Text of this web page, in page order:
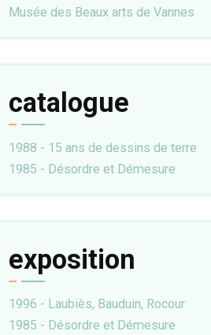
Musée des Beaux arts de Vannes
catalogue
1988 - 15 ans de dessins de terre
1985 - Désordre et Démesure
exposition
1996 - Laubiès, Bauduin, Rocour
1985 - Désordre et Démesure